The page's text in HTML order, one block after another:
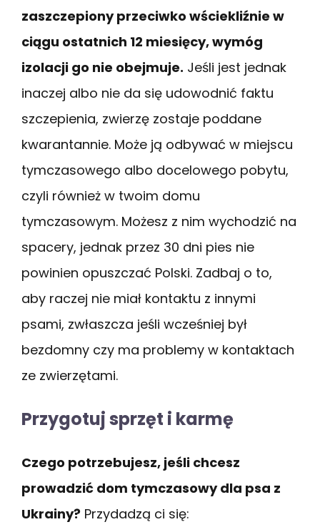
zaszczepiony przeciwko wściekliźnie w
ciągu ostatnich 12 miesięcy, wymóg
izolacji go nie obejmuje. Jeśli jest jednak
inaczej albo nie da się udowodnić faktu
szczepienia, zwierzę zostaje poddane
kwarantannie. Może ją odbywać w miejscu
tymczasowego albo docelowego pobytu,
czyli również w twoim domu
tymczasowym. Możesz z nim wychodzić na
spacery, jednak przez 30 dni pies nie
powinien opuszczać Polski. Zadbaj o to,
aby raczej nie miał kontaktu z innymi
psami, zwłaszcza jeśli wcześniej był
bezdomny czy ma problemy w kontaktach
ze zwierzętami.
Przygotuj sprzęt i karmę
Czego potrzebujesz, jeśli chcesz
prowadzić dom tymczasowy dla psa z
Ukrainy? Przydadzą ci się: